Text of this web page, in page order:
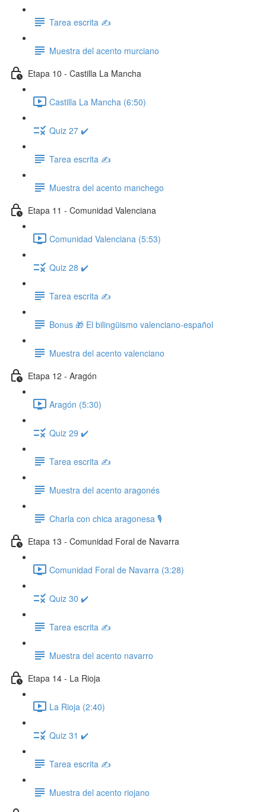
Tarea escrita ✍️
Muestra del acento murciano
Etapa 10 - Castilla La Mancha
Castilla La Mancha (6:50)
Quiz 27 ✔️
Tarea escrita ✍️
Muestra del acento manchego
Etapa 11 - Comunidad Valenciana
Comunidad Valenciana (5:53)
Quiz 28 ✔️
Tarea escrita ✍️
Bonus 🎁 El bilingüismo valenciano-español
Muestra del acento valenciano
Etapa 12 - Aragón
Aragón (5:30)
Quiz 29 ✔️
Tarea escrita ✍️
Muestra del acento aragonés
Charla con chica aragonesa 🎙️
Etapa 13 - Comunidad Foral de Navarra
Comunidad Foral de Navarra (3:28)
Quiz 30 ✔️
Tarea escrita ✍️
Muestra del acento navarro
Etapa 14 - La Rioja
La Rioja (2:40)
Quiz 31 ✔️
Tarea escrita ✍️
Muestra del acento riojano